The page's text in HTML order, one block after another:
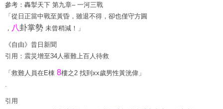
參考：轟掣天下 第九章– 一河三戰
「從日正當中戰至黃昏，雖退不得，卻也僅守方圓
， 八卦掌勢 未曾稍減！」
《自由》昔日新聞
引用：震災增至34人罹難上百人待救
「救難人員在E棟 8樓之2 找到xx歲男性黃洸偉」
引用